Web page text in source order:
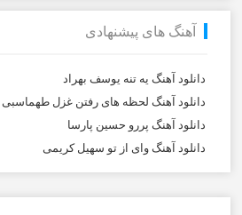
آهنگ های پیشنهادی
دانلود آهنگ یه تنه یوسف بهراد
دانلود آهنگ لحظه های رفتن غزل طهماسبی
دانلود آهنگ پررو حسین پارسا
دانلود آهنگ وای از تو سهیل کریمی